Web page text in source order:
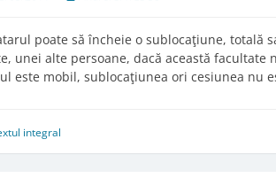
poate să încheie o sublocaţiune, totală
unei alte persoane, dacă această facultate
este mobil, sublocaţiunea ori cesiunea nu
integral